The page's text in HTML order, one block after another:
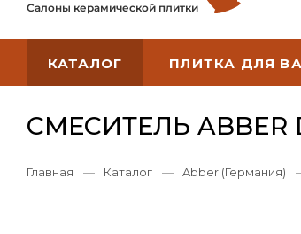
Салоны керамической плитки
КАТАЛОГ ПЛИТКА ДЛЯ
СМЕСИТЕЛЬ
Главная — Каталог — Abber (Германия)